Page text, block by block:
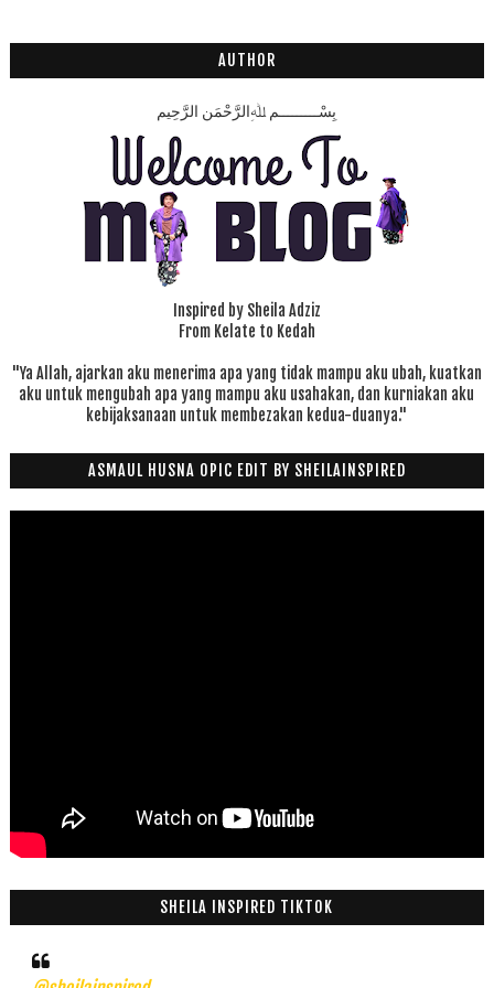
AUTHOR
بِسْـــــــــمِ ﷲِالرَّحْمَنِ الرَّحِيم
Inspired by Sheila Adziz
From Kelate to Kedah
"Ya Allah, ajarkan aku menerima apa yang tidak mampu aku ubah, kuatkan
aku untuk mengubah apa yang mampu aku usahakan, dan kurniakan aku
kebijaksanaan untuk membezakan kedua-duanya."
ASMAUL HUSNA OPIC EDIT BY SHEILAINSPIRED
SHEILA INSPIRED TIKTOK